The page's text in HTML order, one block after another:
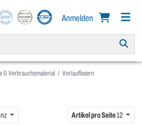
Anmelden
& Verbrauchsmaterial Vorlauffasern
Artikel pro Seite12